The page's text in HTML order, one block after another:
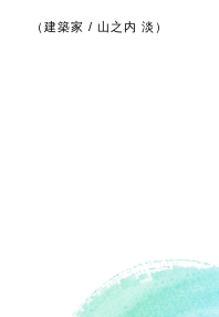
（建築家 / 山之内 淡）